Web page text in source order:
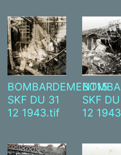
BOMBARDEMENT15
SKF DU 31
12 1943.tif
SKF
12